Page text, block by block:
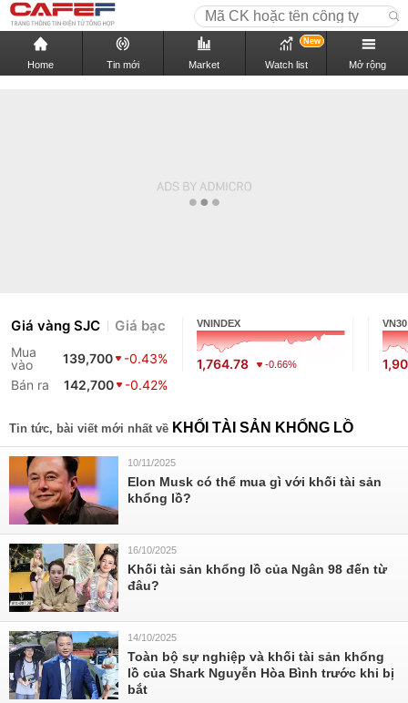
Home Tin mới Market Watch list
New
Mở rộng
Giá vàng SJC Giá bạc
Mua
vào
139,700
-0.43%
Bán ra
142,700 -0.42%
VNINDEX
1,764.78 -0.66%
VN30
Tin tức, bài viết mới nhất về KHỐI TÀI SẢN KHỔNG LỒ
10/11/2025
Elon Musk có thể mua gì với khối tài sản
khổng lồ?
16/10/2025
Khối tài sản khổng lồ của Ngân 98 đến từ
đâu?
14/10/2025
Toàn bộ sự nghiệp và khối tài sản khổng
lồ của Shark Nguyễn Hòa Bình trước khi bị
bắt